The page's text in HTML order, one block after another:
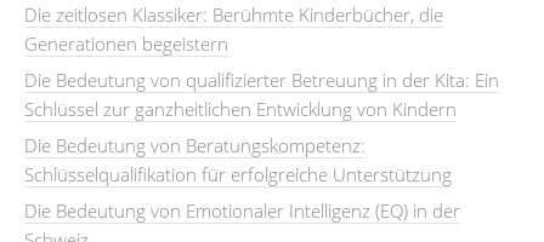
Die zeitlosen Klassiker: Berühmte Kinderbücher, die
Generationen begeistern
Die Bedeutung von qualifizierter Betreuung in der Kita: Ein
Schlüssel zur ganzheitlichen Entwicklung von Kindern
Die Bedeutung von Beratungskompetenz:
Schlüsselqualifikation für erfolgreiche Unterstützung
Die Bedeutung von Emotionaler Intelligenz (EQ) in der